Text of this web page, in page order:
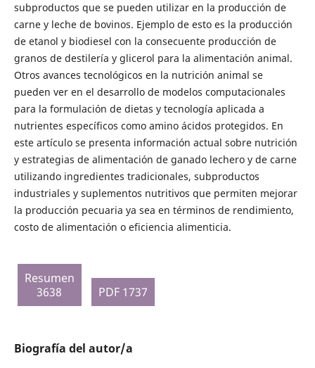
subproductos que se pueden utilizar en la producción de
carne y leche de bovinos. Ejemplo de esto es la producción
de etanol y biodiesel con la consecuente producción de
granos de destilería y glicerol para la alimentación animal.
Otros avances tecnológicos en la nutrición animal se
pueden ver en el desarrollo de modelos computacionales
para la formulación de dietas y tecnología aplicada a
nutrientes específicos como amino ácidos protegidos. En
este artículo se presenta información actual sobre nutrición
y estrategias de alimentación de ganado lechero y de carne
utilizando ingredientes tradicionales, subproductos
industriales y suplementos nutritivos que permiten mejorar
la producción pecuaria ya sea en términos de rendimiento,
costo de alimentación o eficiencia alimenticia.
Resumen
3638
PDF 1737
Biografía del autor/a